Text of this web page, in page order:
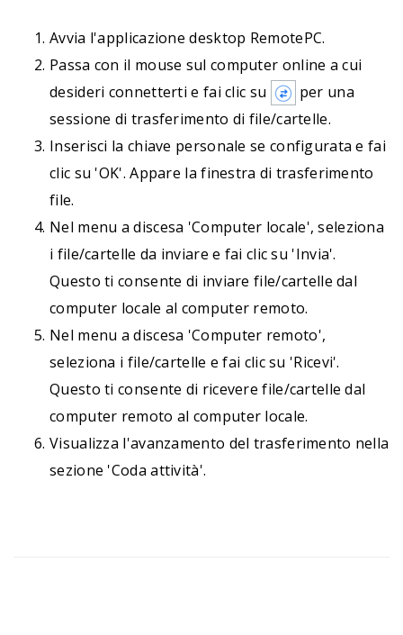
Avvia l'applicazione desktop RemotePC.
Passa con il mouse sul computer online a cui
desideri connetterti e fai clic su
per una
sessione di trasferimento di file/cartelle.
Inserisci la chiave personale se configurata e fai
clic su 'OK'. Appare la finestra di trasferimento
file.
Nel menu a discesa 'Computer locale', seleziona
i file/cartelle da inviare e fai clic su 'Invia'.
Questo ti consente di inviare file/cartelle dal
computer locale al computer remoto.
Nel menu a discesa 'Computer remoto',
seleziona i file/cartelle e fai clic su 'Ricevi'.
Questo ti consente di ricevere file/cartelle dal
computer remoto al computer locale.
Visualizza l'avanzamento del trasferimento nella
sezione 'Coda attività'.